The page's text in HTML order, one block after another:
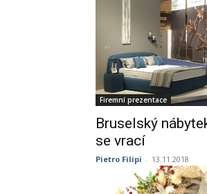
Firemní prezentace
Bruselský
se vrací
Pietro Filipi - 13.11.2018